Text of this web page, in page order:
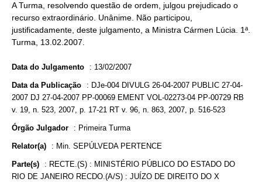
A Turma, resolvendo questão de ordem, julgou prejudicado o
recurso extraordinário. Unânime. Não participou,
justificadamente, deste julgamento, a Ministra Cármen Lúcia. 1ª.
Turma, 13.02.2007.
Data do Julgamento : 13/02/2007
Data da Publicação : DJe-004 DIVULG 26-04-2007 PUBLIC 27-04-
2007 DJ 27-04-2007 PP-00069 EMENT VOL-02273-04 PP-00729 RB
v. 19, n. 523, 2007, p. 17-21 RT v. 96, n. 863, 2007, p. 516-523
Órgão Julgador : Primeira Turma
Relator(a) : Min. SEPÚLVEDA PERTENCE
Parte(s) : RECTE.(S) : MINISTÉRIO PÚBLICO DO ESTADO DO
RIO DE JANEIRO RECDO.(A/S) : JUÍZO DE DIREITO DO X